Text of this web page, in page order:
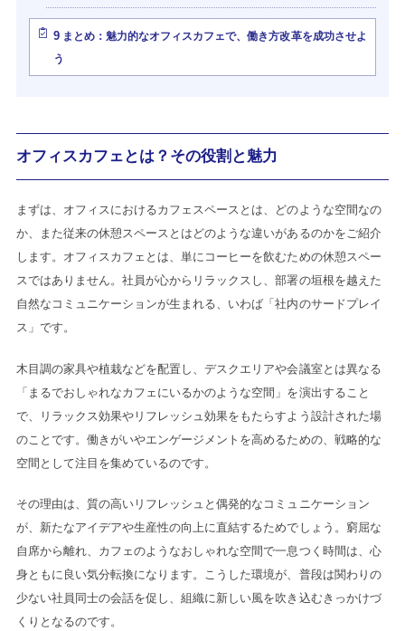
9まとめ：魅力的なオフィスカフェで、働き方改革を成功させよ
う
オフィスカフェとは？その役割と魅力
まずは、オフィスにおけるカフェスペースとは、どのような空間なの
か、また従来の休憩スペースとはどのような違いがあるのかをご紹介
します。オフィスカフェとは、単にコーヒーを飲むための休憩スペー
スではありません。社員が心からリラックスし、部署の垣根を越えた
自然なコミュニケーションが生まれる、いわば「社内のサードプレイ
ス」です。
木目調の家具や植栽などを配置し、デスクエリアや会議室とは異なる
「まるでおしゃれなカフェにいるかのような空間」を演出すること
で、リラックス効果やリフレッシュ効果をもたらすよう設計された場
のことです。働きがいやエンゲージメントを高めるための、戦略的な
空間として注目を集めているのです。
その理由は、質の高いリフレッシュと偶発的なコミュニケーション
が、新たなアイデアや生産性の向上に直結するためでしょう。窮屈な
自席から離れ、カフェのようなおしゃれな空間で一息つく時間は、心
身ともに良い気分転換になります。こうした環境が、普段は関わりの
少ない社員同士の会話を促し、組織に新しい風を吹き込むきっかけづ
くりとなるのです。